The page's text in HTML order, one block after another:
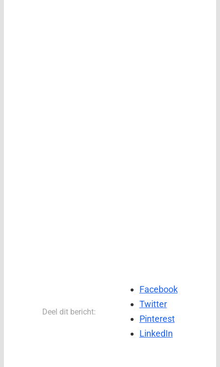
Deel dit bericht:
Facebook
Twitter
Pinterest
LinkedIn